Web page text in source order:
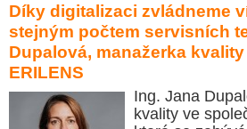
Díky digitalizaci zvládneme
stejným počtem servisních
Dupalová, manažerka
ERILENS
Ing. Jana
kvality ve